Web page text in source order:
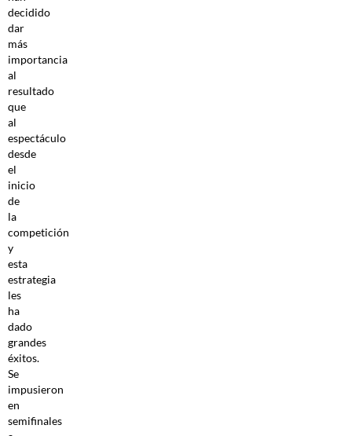
decidido
dar
más
importancia
al
resultado
que
al
espectáculo
desde
el
inicio
de
la
competición
y
esta
estrategia
les
ha
dado
grandes
éxitos.
Se
impusieron
en
semifinales